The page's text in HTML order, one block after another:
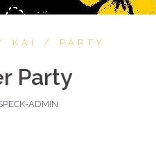
KAI PARTY
Party
ADMIN